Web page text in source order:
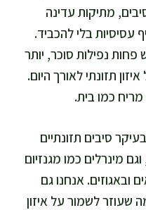
מתיקות עדינה
עסיסיות בלי להכביד.
נפילות סוכר, יותר
תזונתי לאורך היום.
כמו בית.
סיבים תזונתיים
מינרלים כמו מגנזיום
ובאגוזים. אנחנו גם
שעוזר לשמור על איזון